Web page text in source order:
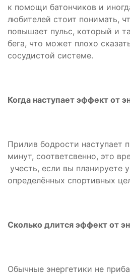
к помощи батончиков и
любителей стоит понимать,
повышает пульс, который и
бега, что может плохо
сосудистой системе.
Когда наступает эффект от
Прилив бодрости наступает
минут, соответсвенно, это
учесть, если вы планируете
определённых спортивных
Сколько длится эффект от
Обычные энергетики не